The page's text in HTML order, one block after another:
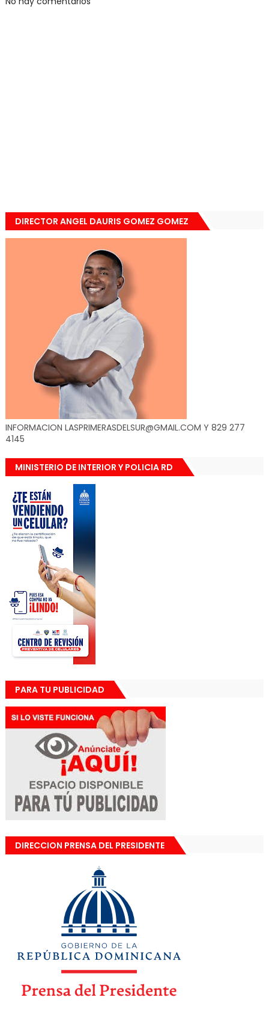
DIRECTOR ANGEL DAURIS GOMEZ GOMEZ
INFORMACION LASPRIMERASDELSUR@GMAIL.COM Y 829 277
4145
MINISTERIO DE INTERIOR Y POLICIA RD
PARA TU PUBLICIDAD
DIRECCION PRENSA DEL PRESIDENTE